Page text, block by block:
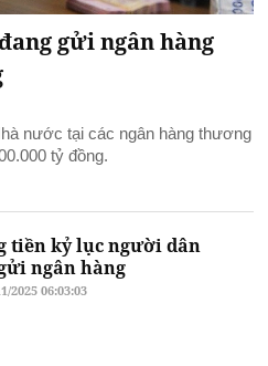
gửi ngân hàng
nước tại các ngân hàng thương
tỷ đồng.
tiền kỷ lục người dân
ngân hàng
2025 06:03:03